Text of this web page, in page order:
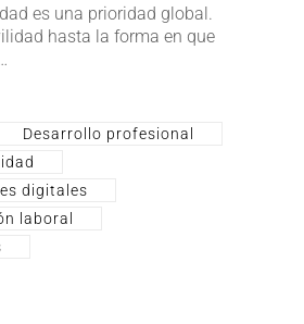
es una prioridad global.
hasta la forma en que
Desarrollo profesional
digitales
laboral